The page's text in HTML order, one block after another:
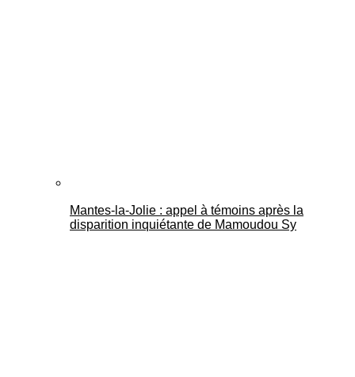
Mantes-la-Jolie : appel à témoins après la
disparition inquiétante de Mamoudou Sy